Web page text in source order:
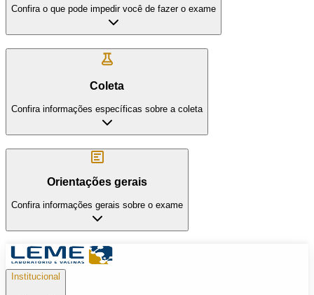
Confira o que pode impedir você de fazer o exame
Coleta
Confira informações específicas sobre a coleta
Orientações gerais
Confira informações gerais sobre o exame
Institucional